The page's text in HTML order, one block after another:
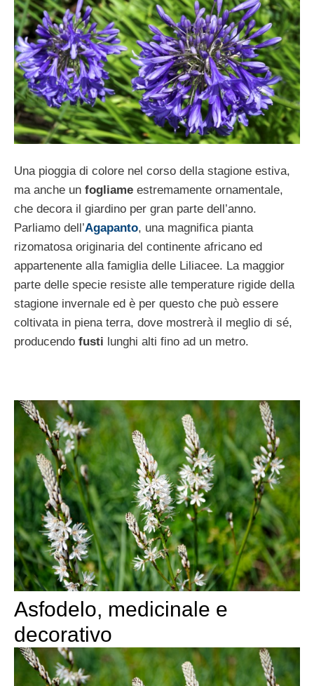
Una pioggia di colore nel corso della stagione estiva,
ma anche un fogliame estremamente ornamentale,
che decora il giardino per gran parte dell’anno.
Parliamo dell’Agapanto, una magnifica pianta
rizomatosa originaria del continente africano ed
appartenente alla famiglia delle Liliacee. La maggior
parte delle specie resiste alle temperature rigide della
stagione invernale ed è per questo che può essere
coltivata in piena terra, dove mostrerà il meglio di sé,
producendo fusti lunghi alti fino ad un metro.
Asfodelo, medicinale e
decorativo